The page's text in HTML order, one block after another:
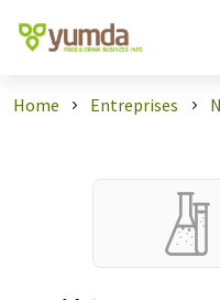
Home Entreprises